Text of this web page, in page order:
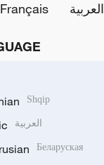
Français العربية
Shqip
العربية
Беларуская